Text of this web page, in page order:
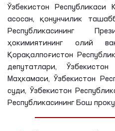
Ўзбекистон Республикаси
асосан, қонунчилик
Республикасининг
ҳокимиятининг олий
Қорақалпоғистон
депутатлари,
Маҳкамаси, Ўзбекистон
суди, Ўзбекистон
Республикасининг Бош